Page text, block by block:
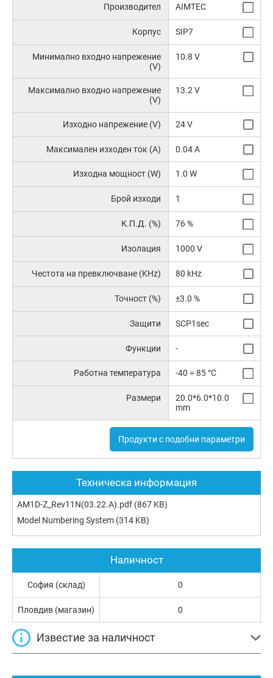
Производител AIMTEC
Корпус SIP7
Минимално входно напрежение
(V)
10.8 V
Максимално входно напрежение
(V)
13.2 V
Изходно напрежение (V) 24 V
Максимален изходен ток (A) 0.04 A
Изходна мощност (W) 1.0 W
Брой изходи 1
К.П.Д. (%) 76 %
Изолация 1000 V
Честота на превключване (KHz) 80 kHz
Точност (%) ±3.0 %
Защити SCP1sec
Функции -
Работна температура -40 ÷ 85 °C
Размери
20.0*6.0*10.0
mm
Продукти с подобни параметри
Техническа информация
AM1D-Z_Rev11N(03.22.A).pdf (867 KB)
Model Numbering System (314 KB)
Наличност
София (склад) 0
Пловдив (магазин) 0
Известие за наличност